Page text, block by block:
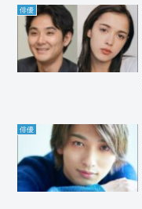
俳優
俳優